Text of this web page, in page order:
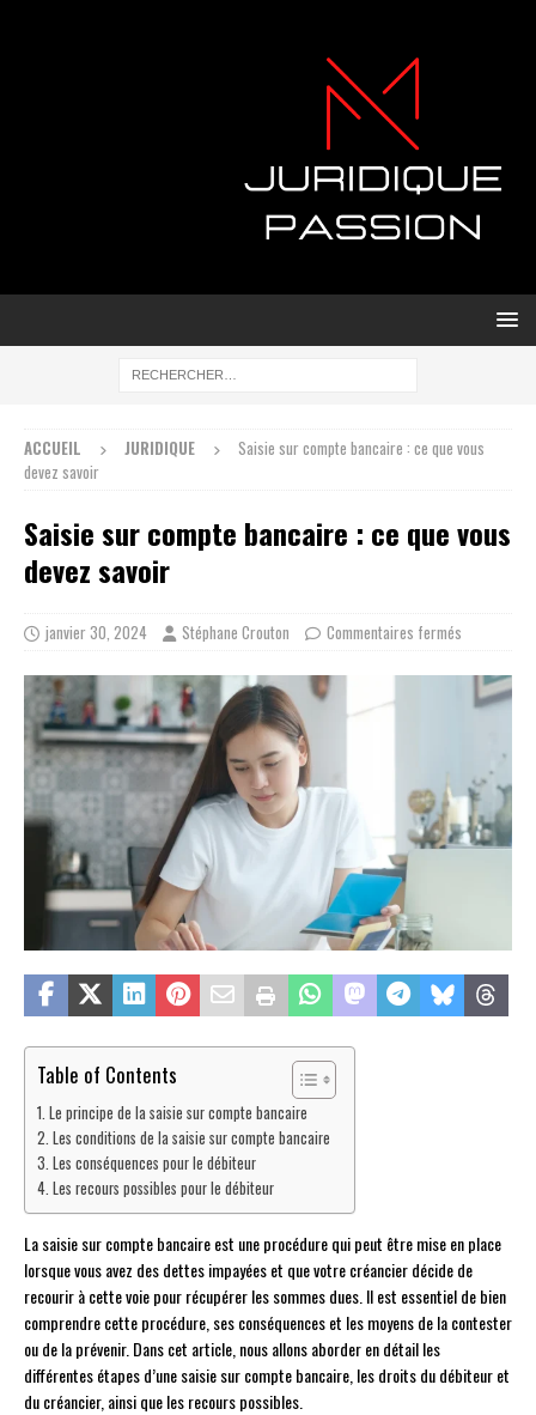
ACCUEIL JURIDIQUE
Saisie sur compte bancaire : ce que vous
devez savoir
Saisie sur compte bancaire : ce que vous
devez savoir
janvier 30, 2024 Stéphane Crouton Commentaires fermés
Table of Contents
Le principe de la saisie sur compte bancaire
Les conditions de la saisie sur compte bancaire
Les conséquences pour le débiteur
Les recours possibles pour le débiteur
La saisie sur compte bancaire est une procédure qui peut être mise en place
lorsque vous avez des dettes impayées et que votre créancier décide de
recourir à cette voie pour récupérer les sommes dues. Il est essentiel de bien
comprendre cette procédure, ses conséquences et les moyens de la contester
ou de la prévenir. Dans cet article, nous allons aborder en détail les
différentes étapes d’une saisie sur compte bancaire, les droits du débiteur et
du créancier, ainsi que les recours possibles.